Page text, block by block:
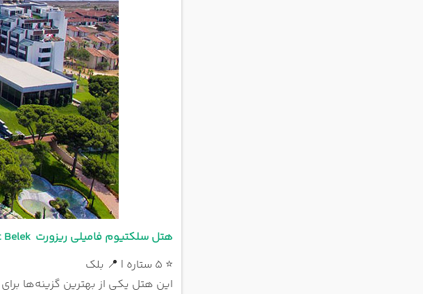
هتل سلکتیوم فامیلی ریزورت Selectum Family Resort Belek
⭐ 5 ستاره | 📍 بلک
این هتل یکی از بهترین گزینه‌ها برای